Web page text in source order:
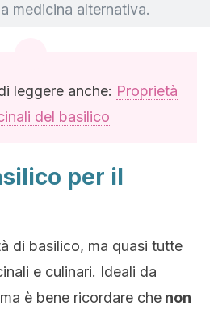
medicina alternativa.
leggere anche: Proprietà
del basilico
per il
di basilico, ma quasi tutte
e culinari. Ideali da
è bene ricordare che non